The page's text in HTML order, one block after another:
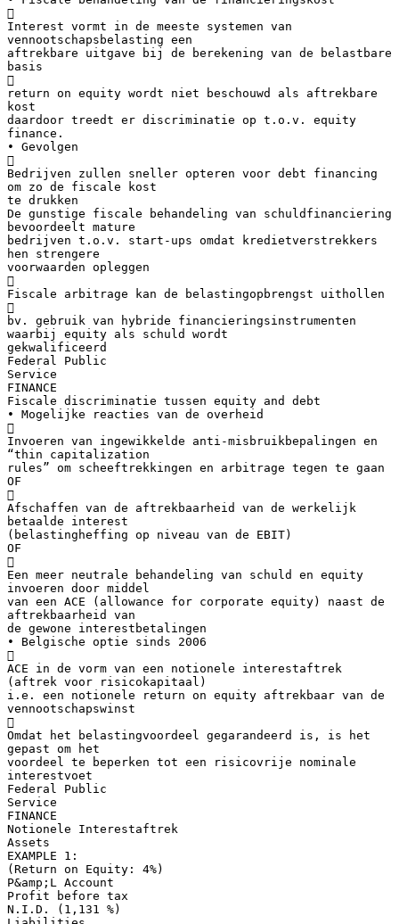

Interest vormt in de meeste systemen van
vennootschapsbelasting een
aftrekbare uitgave bij de berekening van de belastbare
basis

return on equity wordt niet beschouwd als aftrekbare
kost
daardoor treedt er discriminatie op t.o.v. equity
finance.
• Gevolgen

Bedrijven zullen sneller opteren voor debt financing
om zo de fiscale kost
te drukken
De gunstige fiscale behandeling van schuldfinanciering
bevoordeelt mature
bedrijven t.o.v. start-ups omdat kredietverstrekkers
hen strengere
voorwaarden opleggen

Fiscale arbitrage kan de belastingopbrengst uithollen

bv. gebruik van hybride financieringsinstrumenten
waarbij equity als schuld wordt
gekwalificeerd
Federal Public
Service
FINANCE
Fiscale discriminatie tussen equity and debt
• Mogelijke reacties van de overheid

Invoeren van ingewikkelde anti-misbruikbepalingen en
“thin capitalization
rules” om scheeftrekkingen en arbitrage tegen te gaan
OF

Afschaffen van de aftrekbaarheid van de werkelijk
betaalde interest
(belastingheffing op niveau van de EBIT)
OF

Een meer neutrale behandeling van schuld en equity
invoeren door middel
van een ACE (allowance for corporate equity) naast de
aftrekbaarheid van
de gewone interestbetalingen
• Belgische optie sinds 2006

ACE in de vorm van een notionele interestaftrek
(aftrek voor risicokapitaal)
i.e. een notionele return on equity aftrekbaar van de
vennootschapswinst

Omdat het belastingvoordeel gegarandeerd is, is het
gepast om het
voordeel te beperken tot een risicovrije nominale
interestvoet
Federal Public
Service
FINANCE
Notionele Interestaftrek
Assets
EXAMPLE 1:
(Return on Equity: 4%)
P&amp;L Account
Profit before tax
N.I.D. (1,131 %)